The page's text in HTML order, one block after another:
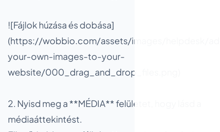
![Fájlok húzása és dobása]
(https://wobbio.com/assets/images/helpdesk/
your-own-images-to-your-
website/000_drag_and_drop_files.png)
2. Nyisd meg a **MÉDIA** felületet, hogy lásd a
médiaáttekintést.